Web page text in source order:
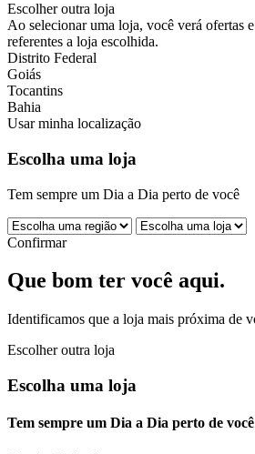
Escolher outra loja
Ao selecionar uma loja, você verá ofertas
referentes a loja escolhida.
Distrito Federal
Goiás
Tocantins
Bahia
Usar minha localização
Escolha uma loja
Tem sempre um Dia a Dia perto de você
Confirmar
Que bom ter você aqui.
Identificamos que a loja mais próxima de
Escolher outra loja
Escolha uma loja
Tem sempre um Dia a Dia perto de você